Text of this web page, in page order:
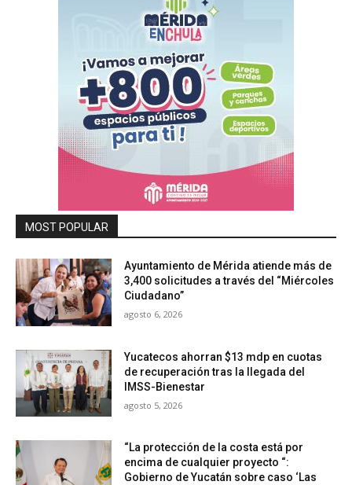
MOST POPULAR
Ayuntamiento de Mérida atiende más de
3,400 solicitudes a través del “Miércoles
Ciudadano”
agosto 6, 2026
Yucatecos ahorran $13 mdp en cuotas
de recuperación tras la llegada del
IMSS-Bienestar
agosto 5, 2026
“La protección de la costa está por
encima de cualquier proyecto “:
Gobierno de Yucatán sobre caso ‘Las